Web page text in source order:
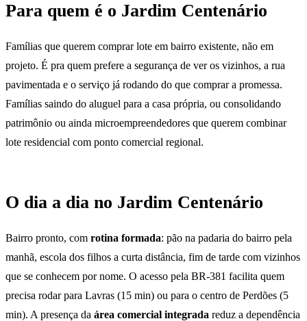
Para quem é o Jardim Centenário
Famílias que querem comprar lote em bairro existente, não em
projeto. É pra quem prefere a segurança de ver os vizinhos, a rua
pavimentada e o serviço já rodando do que comprar a promessa.
Famílias saindo do aluguel para a casa própria, ou consolidando
patrimônio ou ainda microempreendedores que querem combinar
lote residencial com ponto comercial regional.
O dia a dia no Jardim Centenário
Bairro pronto, com rotina formada: pão na padaria do bairro pela
manhã, escola dos filhos a curta distância, fim de tarde com vizinhos
que se conhecem por nome. O acesso pela BR-381 facilita quem
precisa rodar para Lavras (15 min) ou para o centro de Perdões (5
min). A presença da área comercial integrada reduz a dependência